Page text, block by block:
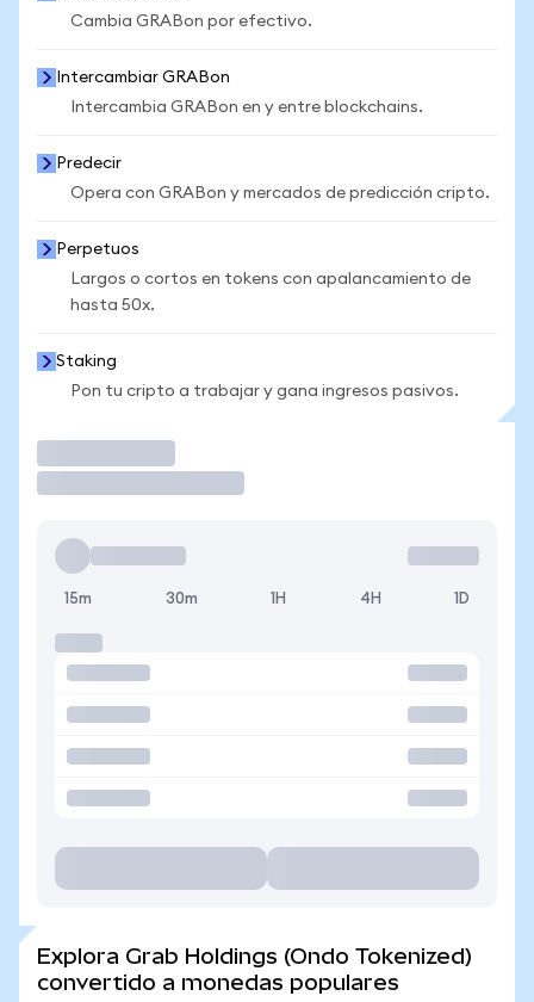
Cambia GRABon por efectivo.
Intercambiar GRABon
Intercambia GRABon en y entre blockchains.
Predecir
Opera con GRABon y mercados de predicción cripto.
Perpetuos
Largos o cortos en tokens con apalancamiento de
hasta 50x.
Staking
Pon tu cripto a trabajar y gana ingresos pasivos.
15m 30m 1H 4H 1D
Explora Grab Holdings (Ondo Tokenized)
convertido a monedas populares